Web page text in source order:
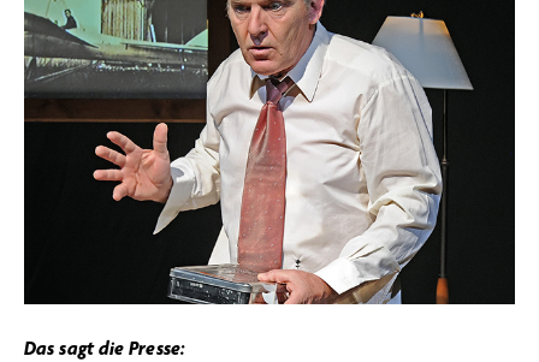
Das sagt die Presse: